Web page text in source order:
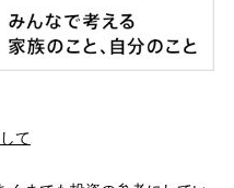
て